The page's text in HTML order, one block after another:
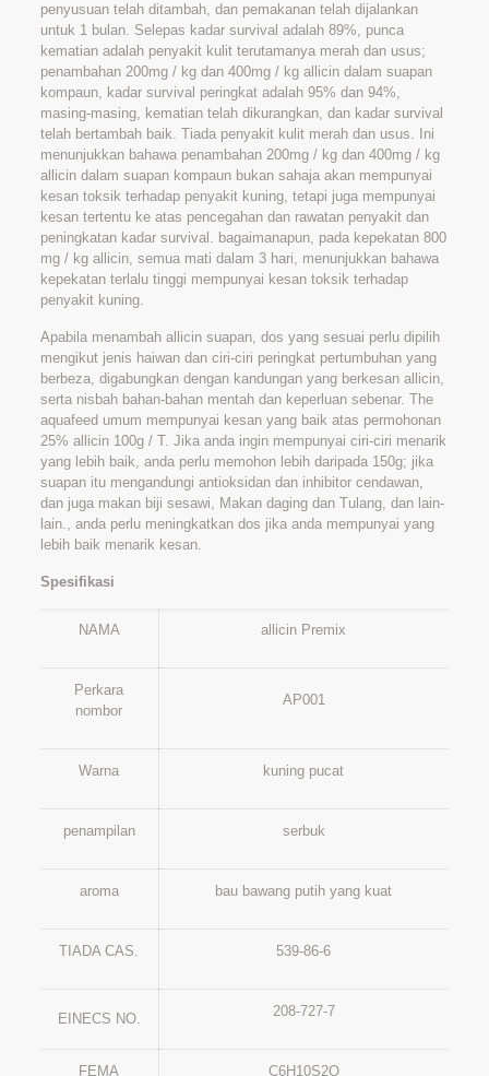
penyusuan telah ditambah, dan pemakanan telah dijalankan
untuk 1 bulan. Selepas kadar survival adalah 89%, punca
kematian adalah penyakit kulit terutamanya merah dan usus;
penambahan 200mg / kg dan 400mg / kg allicin dalam suapan
kompaun, kadar survival peringkat adalah 95% dan 94%,
masing-masing, kematian telah dikurangkan, dan kadar survival
telah bertambah baik. Tiada penyakit kulit merah dan usus. Ini
menunjukkan bahawa penambahan 200mg / kg dan 400mg / kg
allicin dalam suapan kompaun bukan sahaja akan mempunyai
kesan toksik terhadap penyakit kuning, tetapi juga mempunyai
kesan tertentu ke atas pencegahan dan rawatan penyakit dan
peningkatan kadar survival. bagaimanapun, pada kepekatan 800
mg / kg allicin, semua mati dalam 3 hari, menunjukkan bahawa
kepekatan terlalu tinggi mempunyai kesan toksik terhadap
penyakit kuning.
Apabila menambah allicin suapan, dos yang sesuai perlu dipilih
mengikut jenis haiwan dan ciri-ciri peringkat pertumbuhan yang
berbeza, digabungkan dengan kandungan yang berkesan allicin,
serta nisbah bahan-bahan mentah dan keperluan sebenar. The
aquafeed umum mempunyai kesan yang baik atas permohonan
25% allicin 100g / T. Jika anda ingin mempunyai ciri-ciri menarik
yang lebih baik, anda perlu memohon lebih daripada 150g; jika
suapan itu mengandungi antioksidan dan inhibitor cendawan,
dan juga makan biji sesawi, Makan daging dan Tulang, dan lain-
lain., anda perlu meningkatkan dos jika anda mempunyai yang
lebih baik menarik kesan.
Spesifikasi
NAMA allicin Premix
Perkara
nombor
AP001
Warna kuning pucat
penampilan serbuk
aroma bau bawang putih yang kuat
TIADA CAS. 539-86-6
EINECS NO. 208-727-7
FEMA C6H10S2O